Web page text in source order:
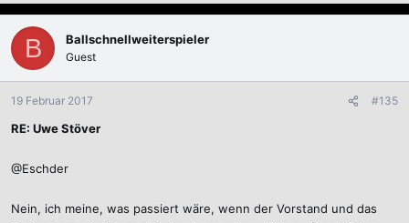
B Ballschnellweiterspieler
Guest
19 Februar 2017 #135
RE: Uwe Stöver
@Eschder
Nein, ich meine, was passiert wäre, wenn der Vorstand und das